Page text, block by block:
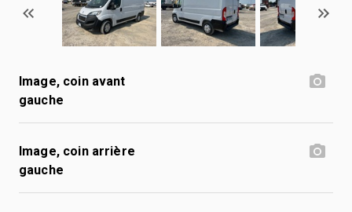
Image, coin avant
gauche
Image, coin arrière
gauche